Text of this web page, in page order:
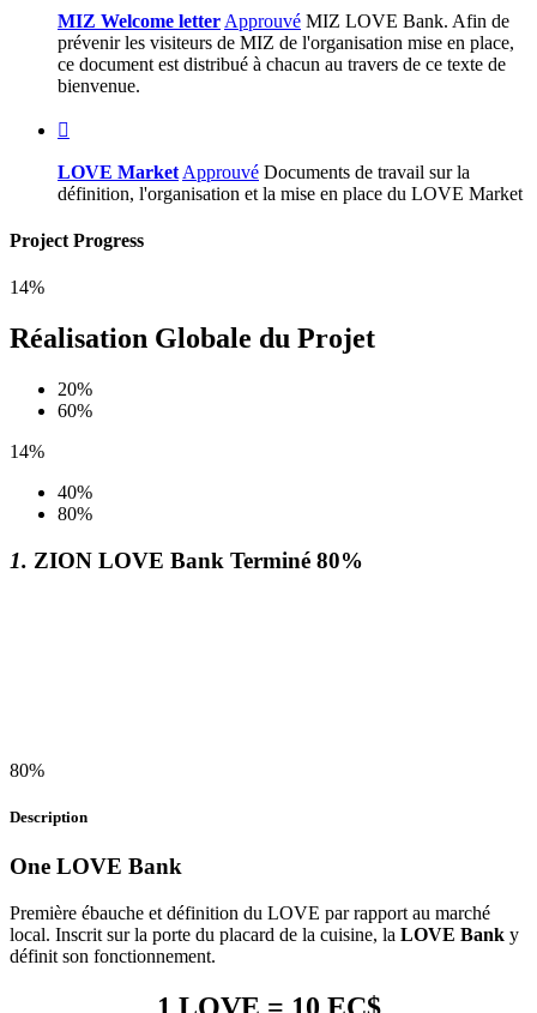
MIZ Welcome letter Approuvé MIZ LOVE Bank. Afin de
prévenir les visiteurs de MIZ de l'organisation mise en place,
ce document est distribué à chacun au travers de ce texte de
bienvenue.
LOVE Market Approuvé Documents de travail sur la
définition, l'organisation et la mise en place du LOVE Market
Project Progress
14%
Réalisation Globale du Projet
20%
60%
14%
40%
80%
1. ZION LOVE Bank Terminé 80%
80%
Description
One LOVE Bank
Première ébauche et définition du LOVE par rapport au marché
local. Inscrit sur la porte du placard de la cuisine, la LOVE Bank y
définit son fonctionnement.
1 LOVE = 10 EC$